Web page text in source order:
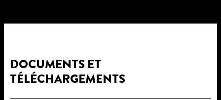
DOCUMENTS ET
TÉLÉCHARGEMENTS